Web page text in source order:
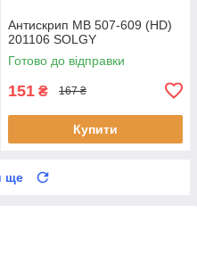
Антискрип MB 507-609 (HD)
201106 SOLGY
Готово до відправки
151 ₴ 167 ₴
Купити
ще